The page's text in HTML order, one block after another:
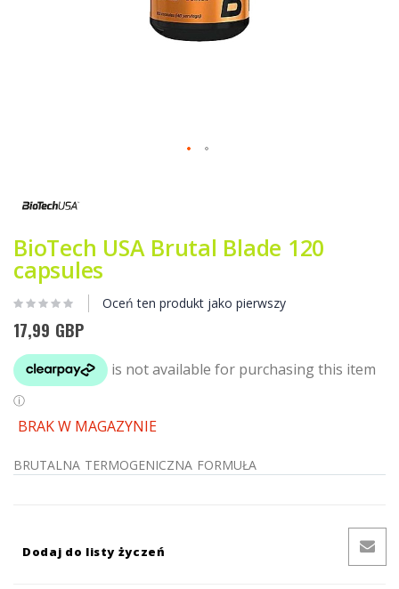
początek
BioTech USA Brutal Blade 120
capsules
Oceń ten produkt jako pierwszy
17,99 GBP
BRAK W MAGAZYNIE
BRUTALNA TERMOGENICZNA FORMUŁA
Dodaj do listy życzeń